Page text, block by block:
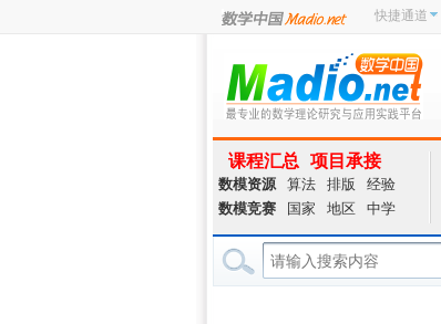
快捷通道
课程汇总 项目承接
数模资源 算法 排版
经验
数模竞赛
国家 地区 中学